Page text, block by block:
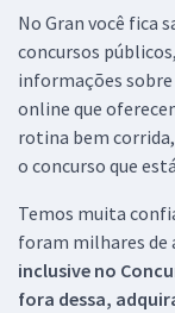
No Gran você fica
concursos
informações sobre
online que
rotina bem
o concurso que
Temos muita
foram milhares de
inclusive no
fora dessa,